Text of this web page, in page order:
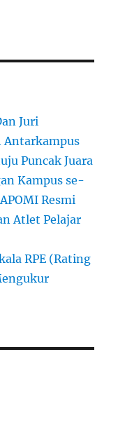
Juri
Antarkampus
Puncak Juara
Kampus se-
Resmi
Atlet Pelajar
RPE (Rating